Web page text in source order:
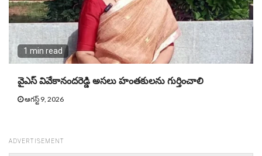
1 min read
వైఎస్‌ వివేకానందరెడ్డి అసలు హంతకులను గుర్తించాలి
ఆగస్ట్ 9, 2026
ADVERTISEMENT